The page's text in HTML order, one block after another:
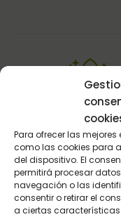
Para ofrecer las
como las cookies para
del dispositivo. El
permitirá procesar
navegación o las
consentir o retirar el
a ciertas características